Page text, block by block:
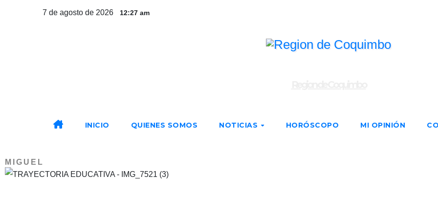
7 de agosto de 2026 12:27 am
INICIO QUIENES SOMOS NOTICIAS HORÓSCOPO MI OPINIÓN
MIGUEL